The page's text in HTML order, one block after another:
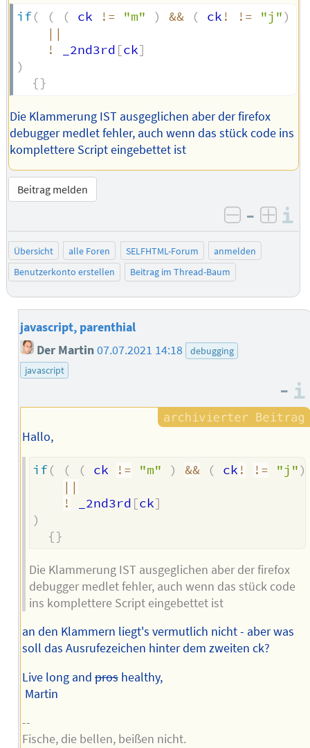
if( ( ( ck != "m" ) && ( ck ! != "j")
||
!
_2nd3rd [ck]
)
{}
Die Klammerung IST ausgeglichen aber der firefox
debugger medlet fehler, auch wenn das stück code ins
komplettere Script eingebettet ist
Beitrag melden
negativ
–
Übersicht alle Foren SELFHTML-Forum
anmelden
Benutzerkonto erstellen
Beitrag im Thread-Baum
javascript, parenthial
Der Martin07.07.2021 14:18
debugging
javascript
–
Hallo,
if( ( ( ck != "m" ) && ( ck ! != "j")
||
!
_2nd3rd [ck]
)
{}
Die Klammerung IST ausgeglichen aber der firefox
debugger medlet fehler, auch wenn das stück code
ins komplettere Script eingebettet ist
an den Klammern liegt's vermutlich nicht - aber was
soll das Ausrufezeichen hinter dem zweiten ck?
Live long andproshealthy,
Martin
--
Fische, die bellen, beißen nicht.